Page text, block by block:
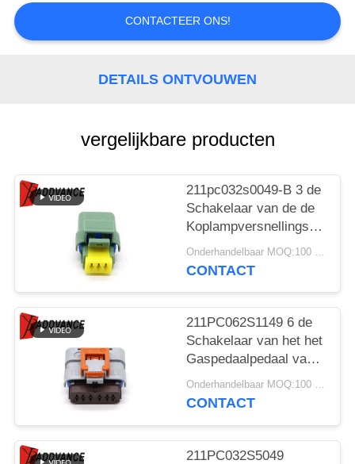
PRIVACYBELEID
CONTACTEER ONS!
DETAILS ONTVOUWEN
vergelijkbare producten
211pc032s0049-B 3 de
Schakelaar van de de
Koplampversnellingsbak
van Pin Female FCI
voor Peugeot Citroen
Onderhandelbaar MOQ:100 EENHEDEN
CONTACT
211PC062S1149 6 de
Schakelaar van het het
Gaspedaalpedaal van
Pin Female Automotive
FCI voor Auto
Onderhandelbaar MOQ:100 EENHEDEN
CONTACT
211PC032S5049